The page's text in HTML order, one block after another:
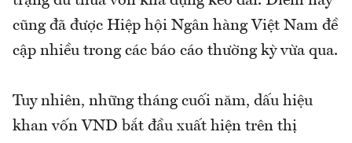
cũng đã được Hiệp hội Ngân hàng Việt Nam đề
cập nhiều trong các báo cáo thường kỳ vừa qua.
Tuy nhiên, những tháng cuối năm, dấu hiệu
khan vốn VND bắt đầu xuất hiện trên thị